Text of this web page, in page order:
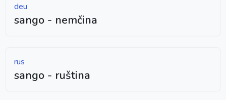
deu
sango - nemčina
rus
sango - ruština